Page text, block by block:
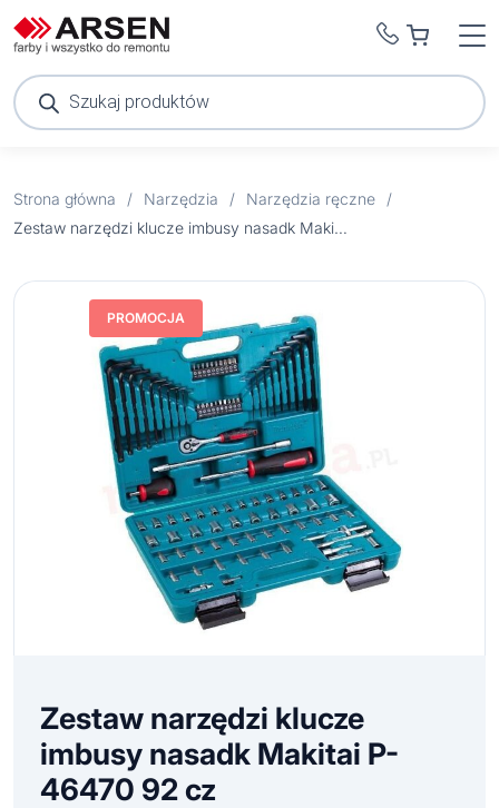
Wyszukiwarka
produktów
Strona główna / Narzędzia / Narzędzia ręczne
/
Zestaw narzędzi klucze imbusy nasadk Makitai P-46470 92 cz
PROMOCJA
Zestaw narzędzi klucze
imbusy nasadk Makitai P-
46470 92 cz